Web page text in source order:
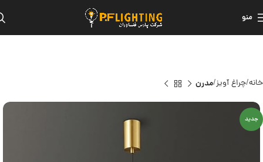
منو
خانه چراغ آویز مدرن
جدید